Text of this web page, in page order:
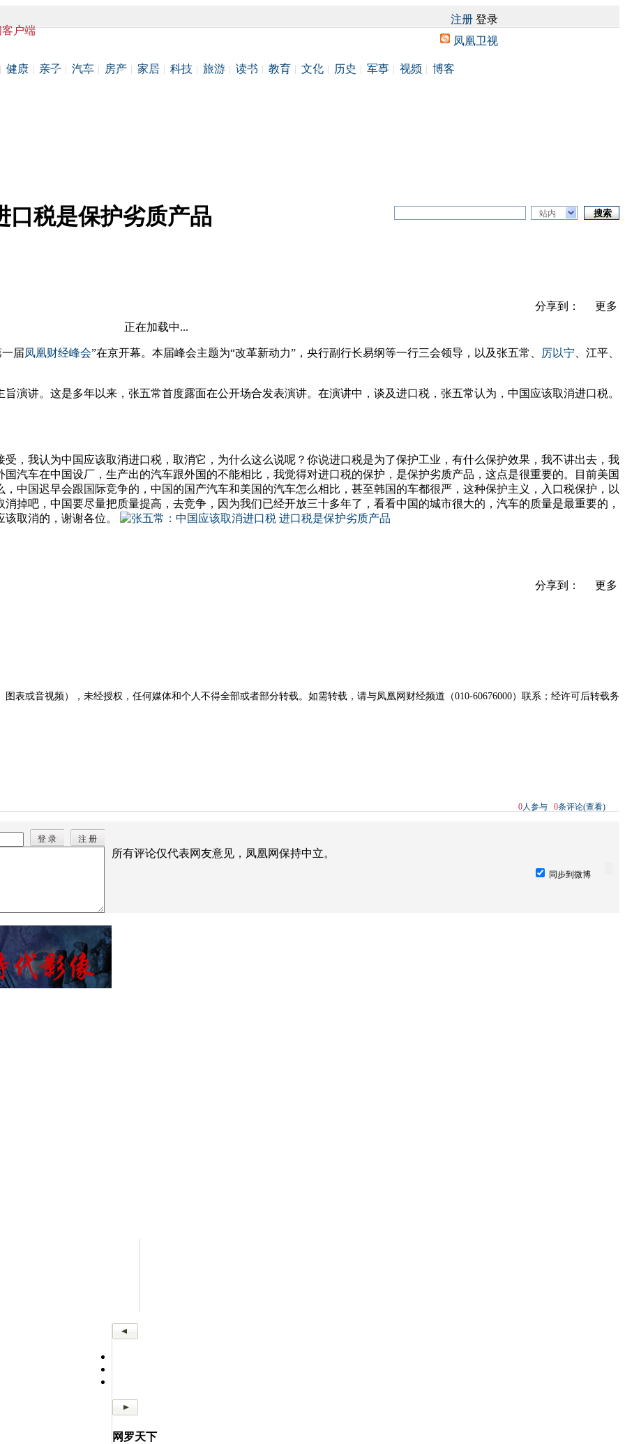
户端
注册 登录
凤凰卫视
健康 亲子 汽车 房产 家居 科技 旅游 读书 教育 文化 历史 军事 视频 博客
站内
口税是保护劣质产品
分享到：
更多
正在加载中...
届凤凰财经峰会”在京开幕。本届峰会主题为“改革新动力”，央行副行长易纲等一行三会领导，以及张五常、 厉以宁 、江平、
演讲。这是多年以来，张五常首度露面在公开场合发表演讲。在演讲中，谈及进口税，张五常认为，中国应该取消进口税。
，我认为中国应该取消进口税，取消它，为什么这么说呢？你说进口税是为了保护工业，有什么保护效果，我不讲出去，我
汽车在中国设厂，生产出的汽车跟外国的不能相比，我觉得对进口税的保护，是保护劣质产品，这点是很重要的。目前美国
中国迟早会跟国际竞争的，中国的国产汽车和美国的汽车怎么相比，甚至韩国的车都很严，这种保护主义，入口税保护，以
掉吧，中国要尽量把质量提高，去竞争，因为我们已经开放三十多年了，看看中国的城市很大的，汽车的质量是最重要的，
取消的，谢谢各位。
分享到： 更多
表或音视频），未经授权，任何媒体和个人不得全部或者部分转载。如需转载，请与凤凰网财经频道（010-60676000）联系；经许可后转载务
0人参与 0条评论(查看)
登 录 注 册
所有评论仅代表网友意见，凤凰网保持中立。
同步到微博
网罗天下